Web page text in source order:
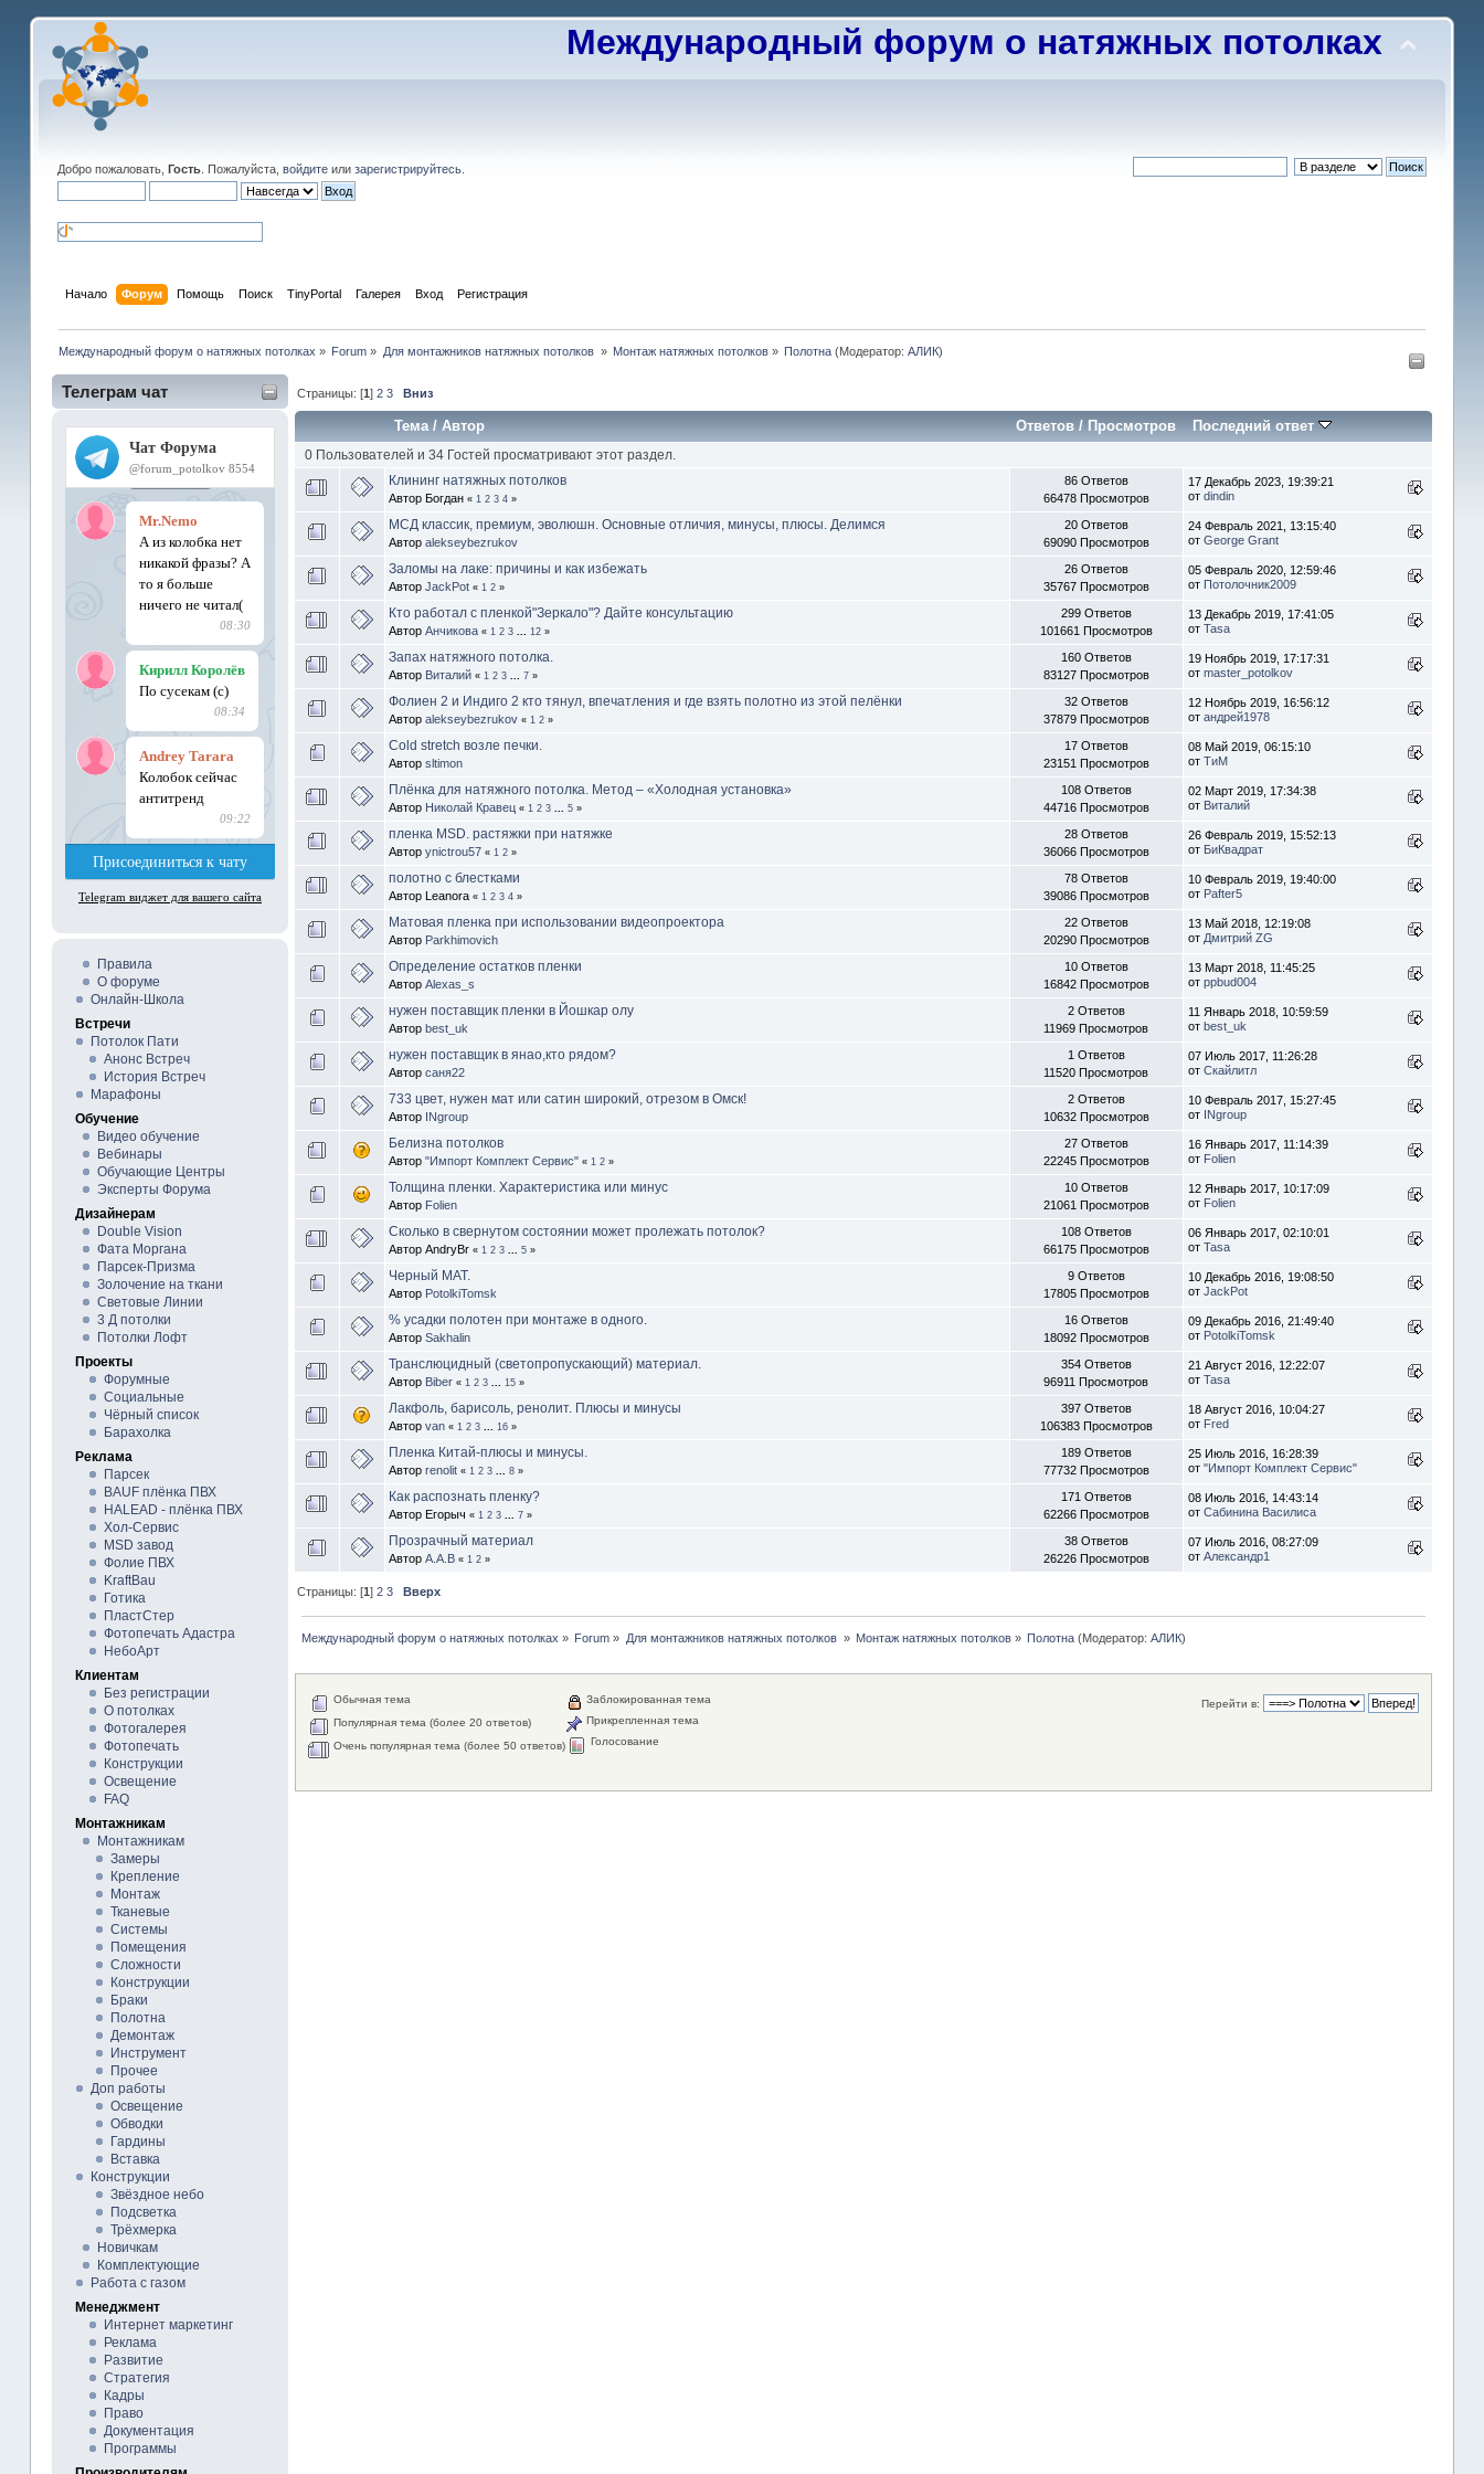
Международный форум о натяжных потолках
Добро пожаловать, Гость. Пожалуйста, войдитеили зарегистрируйтесь.
Начало Форум Помощь Поиск TinyPortal Галерея Вход Регистрация
Международный форум о натяжных потолках » Forum » Для монтажников натяжных потолков » Монтаж натяжных потолков » Полотна (Модератор:АЛИК)
Телеграм чат
Правила
О форуме
Онлайн-Школа
Встречи
Потолок Пати
Анонс Встреч
История Встреч
Марафоны
Обучение
Видео обучение
Вебинары
Обучающие Центры
Эксперты Форума
Дизайнерам
Double Vision
Фата Моргана
Парсек-Призма
Золочение на ткани
Световые Линии
3 Д потолки
Потолки Лофт
Проекты
Форумные
Социальные
Чёрный список
Барахолка
Реклама
Парсек
BAUF плёнка ПВХ
HALEAD - плёнка ПВХ
Хол-Сервис
MSD завод
Фолие ПВХ
KraftBau
Готика
ПластСтер
Фотопечать Адастра
НебоАрт
Клиентам
Без регистрации
О потолках
Фотогалерея
Фотопечать
Конструкции
Освещение
FAQ
Монтажникам
Монтажникам
Замеры
Крепление
Монтаж
Тканевые
Системы
Помещения
Сложности
Конструкции
Браки
Полотна
Демонтаж
Инструмент
Прочее
Доп работы
Освещение
Обводки
Гардины
Вставка
Конструкции
Звёздное небо
Подсветка
Трёхмерка
Новичкам
Комплектующие
Работа с газом
Менеджмент
Интернет маркетинг
Реклама
Развитие
Стратегия
Кадры
Право
Документация
Программы
Страницы: [1]2 3 Вниз
Тема / Автор Ответов/ Просмотров Последний ответ
0 Пользователей и 34 Гостей просматривают этот раздел.
Клининг натяжных потолков
Автор Богдан « 1 2 3 4»
86 Ответов
66478 Просмотров
17 Декабрь 2023, 19:39:21
от dindin
МСД классик, премиум, эволюшн. Основные отличия, минусы, плюсы. Делимся
Автор alekseybezrukov
20 Ответов
69090 Просмотров
24 Февраль 2021, 13:15:40
от George Grant
Заломы на лаке: причины и как избежать
Автор JackPot « 1 2»
26 Ответов
35767 Просмотров
05 Февраль 2020, 12:59:46
от Потолочник2009
Кто работал с пленкой"Зеркало"? Дайте консультацию
Автор Анчикова « 1 2 3 12»
299 Ответов
101661 Просмотров
13 Декабрь 2019, 17:41:05
от Tasa
Запах натяжного потолка.
Автор Виталий « 1 2 3 7»
160 Ответов
83127 Просмотров
19 Ноябрь 2019, 17:17:31
от master_potolkov
Фолиен 2 и Индиго 2 кто тянул, впечатления и где взять полотно из этой пелёнки
Автор alekseybezrukov « 1 2»
32 Ответов
37879 Просмотров
12 Ноябрь 2019, 16:56:12
от андрей1978
Cold stretch возле печки.
Автор sltimon
17 Ответов
23151 Просмотров
08 Май 2019, 06:15:10
от ТиМ
Плёнка для натяжного потолка. Метод – «Холодная установка»
Автор Николай Кравец « 1 2 3 5»
108 Ответов
44716 Просмотров
02 Март 2019, 17:34:38
от Виталий
пленка MSD. растяжки при натяжке
Автор ynictrou57 « 1 2»
28 Ответов
36066 Просмотров
26 Февраль 2019, 15:52:13
от БиКвадрат
полотно с блестками
Автор Leanora « 1 2 3 4»
78 Ответов
39086 Просмотров
10 Февраль 2019, 19:40:00
от Pafter5
Матовая пленка при использовании видеопроектора
Автор Parkhimovich
22 Ответов
20290 Просмотров
13 Май 2018, 12:19:08
от Дмитрий ZG
Определение остатков пленки
Автор Alexas_s
10 Ответов
16842 Просмотров
13 Март 2018, 11:45:25
от ppbud004
нужен поставщик пленки в Йошкар олу
Автор best_uk
2 Ответов
11969 Просмотров
11 Январь 2018, 10:59:59
от best_uk
нужен поставщик в янао,кто рядом?
Автор саня22
1 Ответов
11520 Просмотров
07 Июль 2017, 11:26:28
от Скайлитл
733 цвет, нужен мат или сатин широкий, отрезом в Омск!
Автор INgroup
2 Ответов
10632 Просмотров
10 Февраль 2017, 15:27:45
от INgroup
Белизна потолков
Автор "Импорт Комплект Сервис" « 1 2»
27 Ответов
22245 Просмотров
16 Январь 2017, 11:14:39
от Folien
Толщина пленки. Характеристика или минус
Автор Folien
10 Ответов
21061 Просмотров
12 Январь 2017, 10:17:09
от Folien
Сколько в свернутом состоянии может пролежать потолок?
Автор AndryBr « 1 2 3 5»
108 Ответов
66175 Просмотров
06 Январь 2017, 02:10:01
от Tasa
Черный МАТ.
Автор PotolkiTomsk
9 Ответов
17805 Просмотров
10 Декабрь 2016, 19:08:50
от JackPot
% усадки полотен при монтаже в одного.
Автор Sakhalin
16 Ответов
18092 Просмотров
09 Декабрь 2016, 21:49:40
от PotolkiTomsk
Транслюцидный (светопропускающий) материал.
Автор Biber « 1 2 3 15»
354 Ответов
96911 Просмотров
21 Август 2016, 12:22:07
от Tasa
Лакфоль, барисоль, ренолит. Плюсы и минусы
Автор van « 1 2 3 16»
397 Ответов
106383 Просмотров
18 Август 2016, 10:04:27
от Fred
Пленка Китай-плюсы и минусы.
Автор renolit « 1 2 3 8»
189 Ответов
77732 Просмотров
25 Июль 2016, 16:28:39
от "Импорт Комплект Сервис"
Как распознать пленку?
Автор Егорыч « 1 2 3 7»
171 Ответов
62266 Просмотров
08 Июль 2016, 14:43:14
от Сабинина Василиса
Прозрачный материал
Автор А.А.В « 1 2»
38 Ответов
26226 Просмотров
07 Июль 2016, 08:27:09
от Александр1
Страницы: [1]2 3 Вверх
Международный форум о натяжных потолках » Forum » Для монтажников натяжных потолков » Монтаж натяжных потолков » Полотна (Модератор:АЛИК)
Перейти в:
Обычная тема
Популярная тема (более 20 ответов)
Очень популярная тема (более 50 ответов)
Заблокированная тема
Прикрепленная тема
Голосование